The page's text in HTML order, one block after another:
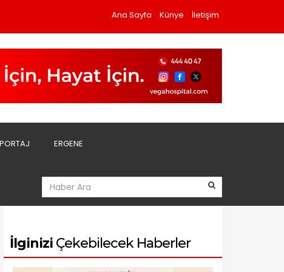
Ana Sayfa Künye İletişim
ERGENE
İlginizi Çekebilecek Haberler